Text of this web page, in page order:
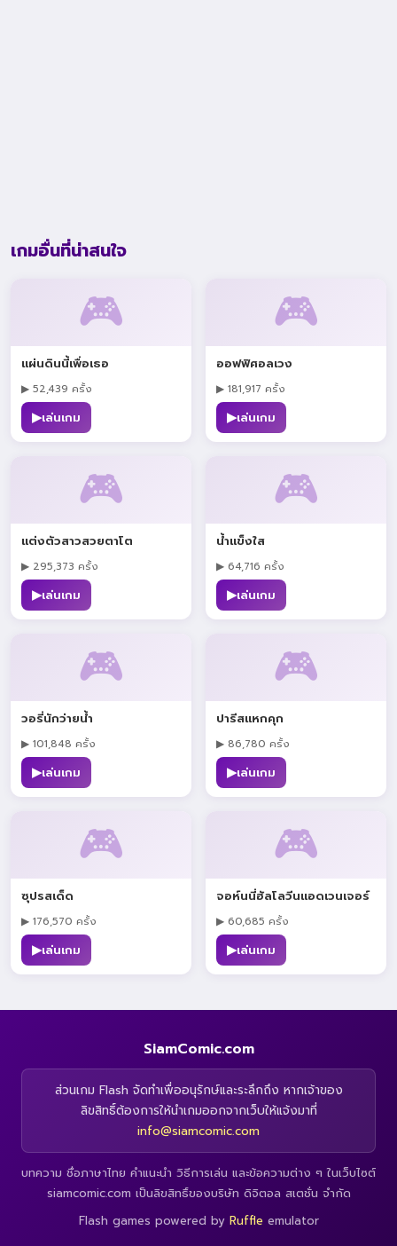
เกมอื่นที่น่าสนใจ
🎮
แผ่นดินนี้เพื่อเธอ
▶ 52,439 ครั้ง
▶เล่นเกม
🎮
ออฟฟิศอลเวง
▶ 181,917 ครั้ง
▶เล่นเกม
🎮
แต่งตัวสาวสวยตาโต
▶ 295,373 ครั้ง
▶เล่นเกม
🎮
น้ำแข็งใส
▶ 64,716 ครั้ง
▶เล่นเกม
🎮
วอรี่นักว่ายน้ำ
▶ 101,848 ครั้ง
▶เล่นเกม
🎮
ปารีสแหกคุก
▶ 86,780 ครั้ง
▶เล่นเกม
🎮
ซุปรสเด็ด
▶ 176,570 ครั้ง
▶เล่นเกม
🎮
จอห์นนี่ฮัลโลวีนแอดเวนเจอร์
▶ 60,685 ครั้ง
▶เล่นเกม
SiamComic.com
ส่วนเกม Flash จัดทำเพื่ออนุรักษ์และระลึกถึง หากเจ้าของ
ลิขสิทธิ์ต้องการให้นำเกมออกจากเว็บให้แจ้งมาที่
info@siamcomic.com
บทความ ชื่อภาษาไทย คำแนะนำ วิธีการเล่น และข้อความต่าง ๆ ในเว็บไซต์
siamcomic.com เป็นลิขสิทธิ์ของบริษัท ดิจิตอล สเตชั่น จำกัด
Flash games powered by Ruffle emulator